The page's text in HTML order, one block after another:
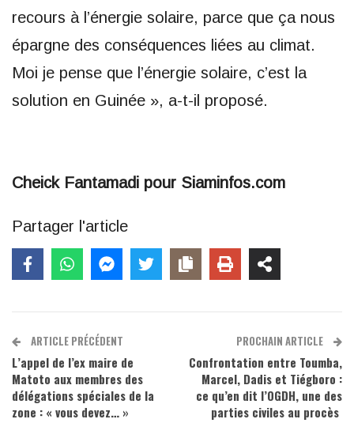
recours à l’énergie solaire, parce que ça nous
épargne des conséquences liées au climat.
Moi je pense que l’énergie solaire, c’est la
solution en Guinée », a-t-il proposé.
Cheick Fantamadi pour Siaminfos.com
Partager l'article
ARTICLE PRÉCÉDENT
L’appel de l’ex maire de
Matoto aux membres des
délégations spéciales de la
zone : « vous devez… »
PROCHAIN ARTICLE
Confrontation entre Toumba,
Marcel, Dadis et Tiégboro :
ce qu’en dit l’OGDH, une des
parties civiles au procès